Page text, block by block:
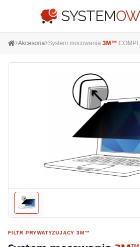
SYSTEM
Akcesoria System mocowania 3M™
FILTR PRYWATYZUJĄCY3M™